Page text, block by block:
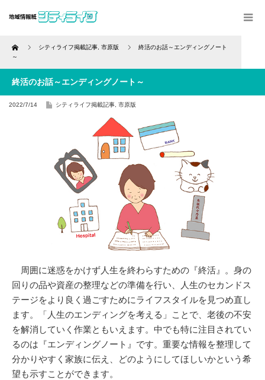
Home シティライフ掲載記事 市原版
終活のお話～エンディングノート
～
終活のお話～エンディングノート～
2022/7/14 シティライフ掲載記事 市原版
周囲に迷惑をかけず人生を終わらすための『終活』。身の
回りの品や資産の整理などの準備を行い、人生のセカンドス
テージをより良く過ごすためにライフスタイルを見つめ直し
ます。「人生のエンディングを考える」ことで、老後の不安
を解消していく作業ともいえます。中でも特に注目されてい
るのは『エンディングノート』です。重要な情報を整理して
分かりやすく家族に伝え、どのようにしてほしいかという希
望も示すことができます。